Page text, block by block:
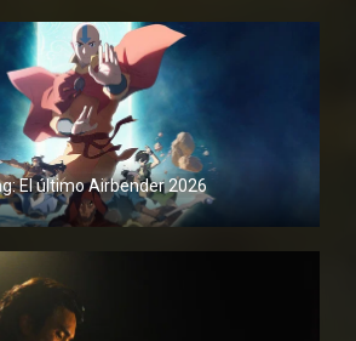
El último Airbender 2026